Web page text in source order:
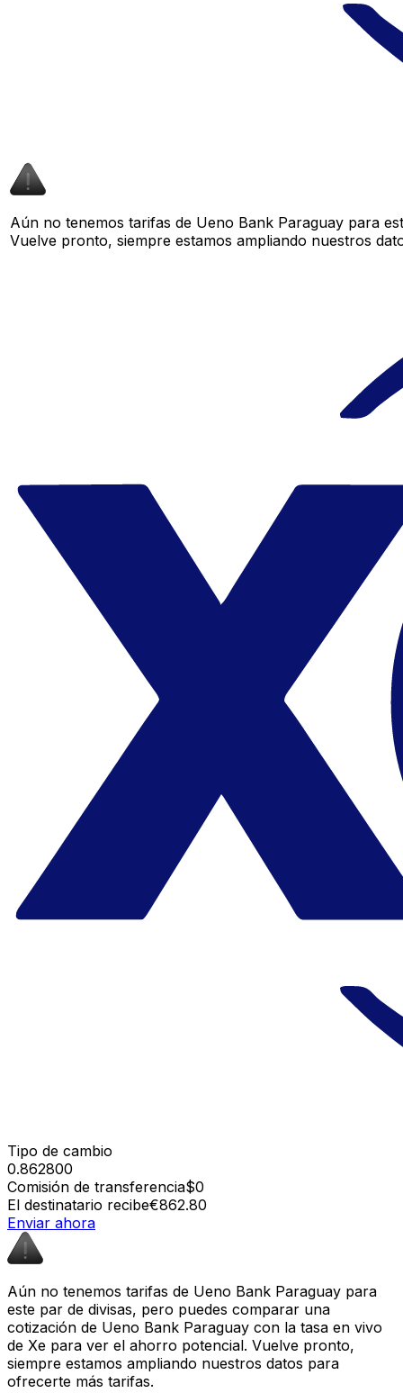
Aún no tenemos tarifas de Ueno Bank Paraguay para
Vuelve pronto, siempre estamos ampliando nuestros
Tipo de cambio
0.862800
Comisión de transferencia$0
El destinatario recibe€862.80
Enviar ahora
Aún no tenemos tarifas de Ueno Bank Paraguay para
este par de divisas, pero puedes comparar una
cotización de Ueno Bank Paraguay con la tasa en vivo
de Xe para ver el ahorro potencial. Vuelve pronto,
siempre estamos ampliando nuestros datos para
ofrecerte más tarifas.